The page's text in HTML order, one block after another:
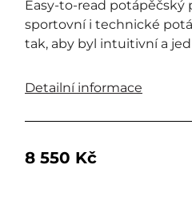
Easy-to-read
sportovní i technické
tak, aby byl intuitivní a
Detailní informace
8 550 Kč